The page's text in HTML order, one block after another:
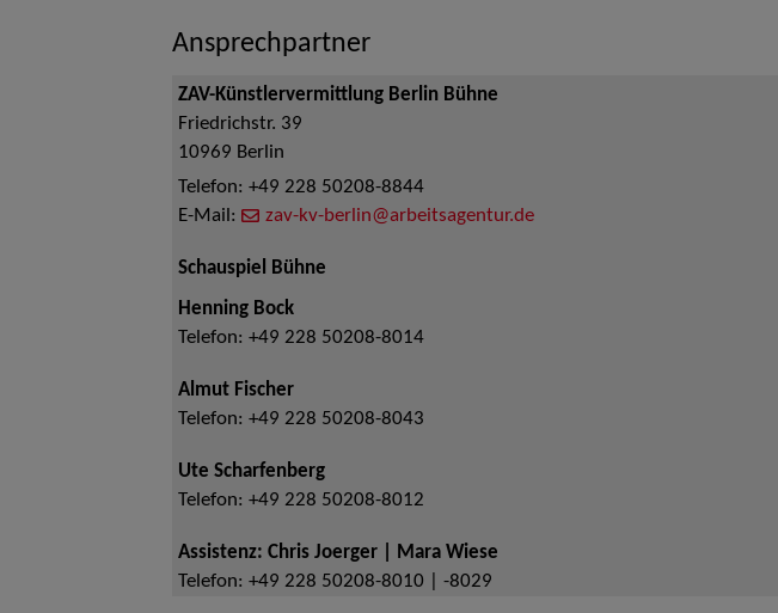
Ansprechpartner
ZAV-Künstlervermittlung Berlin Bühne
Friedrichstr. 39
10969 Berlin
Telefon: +49 228 50208-8844
E-Mail:
zav-kv-berlin@arbeitsagentur.de
Schauspiel Bühne
Henning Bock
Telefon: +49 228 50208-8014
Almut Fischer
Telefon: +49 228 50208-8043
Ute Scharfenberg
Telefon: +49 228 50208-8012
Assistenz: Chris Joerger | Mara Wiese
Telefon: +49 228 50208-8010 | -8029